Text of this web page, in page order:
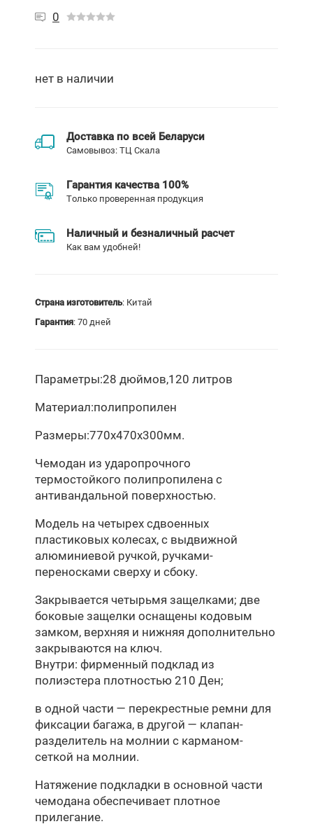
0
нет в наличии
Доставка по всей Беларуси
Самовывоз: ТЦ Скала
Гарантия качества 100%
Только проверенная продукция
Наличный и безналичный расчет
Как вам удобней!
Страна изготовитель: Китай
Гарантия: 70 дней
Параметры:28 дюймов,120 литров
Материал:полипропилен
Размеры:770х470х300мм.
Чемодан из ударопрочного
термостойкого полипропилена с
антивандальной поверхностью.
Модель на четырех сдвоенных
пластиковых колесах, с выдвижной
алюминиевой ручкой, ручками-
переносками сверху и сбоку.
Закрывается четырьмя защелками; две
боковые защелки оснащены кодовым
замком, верхняя и нижняя дополнительно
закрываются на ключ.
Внутри: фирменный подклад из
полиэстера плотностью 210 Ден;
в одной части — перекрестные ремни для
фиксации багажа, в другой — клапан-
разделитель на молнии с карманом-
сеткой на молнии.
Натяжение подкладки в основной части
чемодана обеспечивает плотное
прилегание.